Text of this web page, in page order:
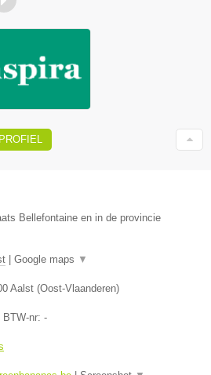
Bellefontaine en in de provincie
Google maps ▼
Aalst (Oost-Vlaanderen)
BTW-nr: -